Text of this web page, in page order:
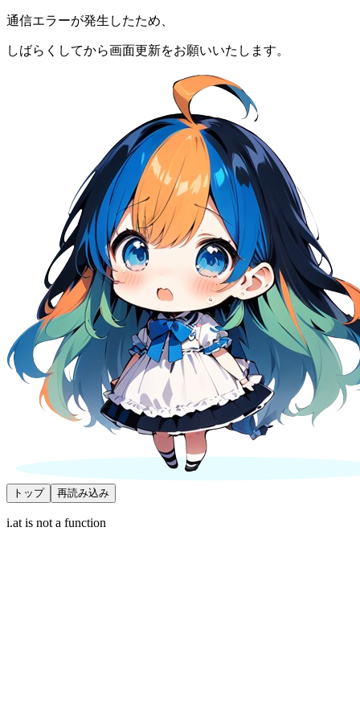
通信エラーが発生したため、
しばらくしてから画面更新をお願いいたします。
トップ 再読み込み
i.at is not a function